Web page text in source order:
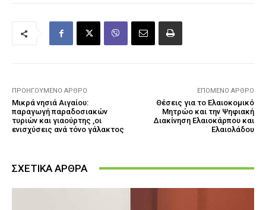
ΠΡΟΗΓΟΎΜΕΝΟ ΆΡΘΡΟ
Μικρά νησιά Αιγαίου:
παραγωγή παραδοσιακών
τυριών και γιαούρτης ,οι
ενισχύσεις ανά τόνο γάλακτος
ΕΠΌΜΕΝΟ ΆΡΘΡΟ
Θέσεις για το Ελαιοκομικό
Μητρώο και την Ψηφιακή
Διακίνηση Ελαιοκάρπου και
Ελαιολάδου
ΣΧΕΤΙΚΑ ΑΡΘΡΑ